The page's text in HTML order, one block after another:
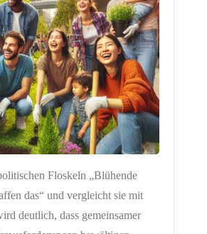
Floskeln „Blühende
das“ und vergleicht sie mit
deutlich, dass gemeinsamer